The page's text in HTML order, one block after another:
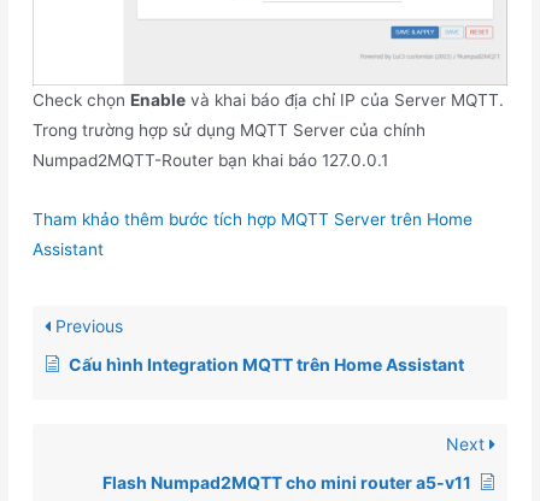
Check chọnEnable và khai báo địa chỉ IP của Server MQTT.
Trong trường hợp sử dụng MQTT Server của chính
Numpad2MQTT-Router bạn khai báo 127.0.0.1
Tham khảo thêm bước tích hợp MQTT Server trên Home
Assistant
Previous
Cấu hình Integration MQTT trên Home Assistant
Next
Flash Numpad2MQTT cho mini router a5-v11